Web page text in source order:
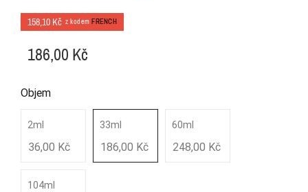
158,10 Kč z kodem FRENCH
186,00 Kč
Objem
2ml
36,00 Kč
33ml
186,00 Kč
60ml
248,00 Kč
104ml